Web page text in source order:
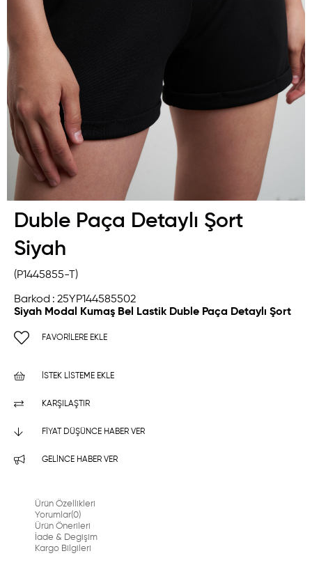
Duble Paça Detaylı Şort
Siyah
(P1445855-T)
Barkod : 25YP144585502
Siyah Modal Kumaş Bel Lastik Duble Paça Detaylı Şort
FAVORILERE EKLE
İSTEK LISTEME EKLE
KARŞILAŞTIR
FIYAT DÜŞÜNCE HABER VER
GELINCE HABER VER
Ürün Özellikleri
Yorumlar(0)
Ürün Önerileri
İade & Degişim
Kargo Bilgileri